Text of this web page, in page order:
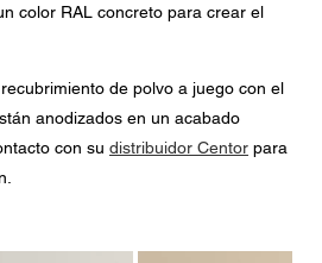
color RAL concreto para crear el
de polvo a juego con el
anodizados en un acabado
con su distribuidor Centor para